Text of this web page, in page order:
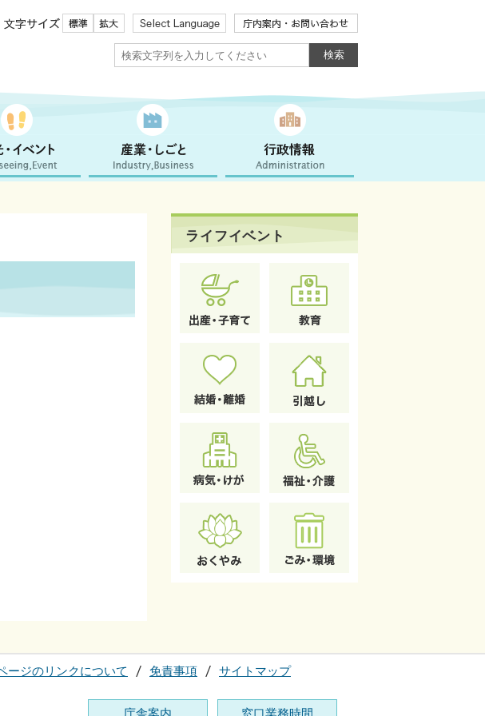
文字サイズ
ライフイベント
ージのリンクについて 免責事項 サイトマップ
庁舎案内 窓口業務時間